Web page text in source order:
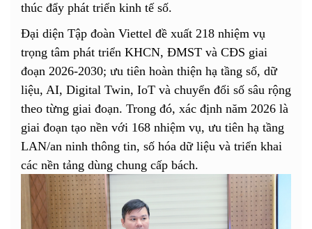
thúc đẩy phát triển kinh tế số.
Đại diện Tập đoàn Viettel đề xuất 218 nhiệm vụ
trọng tâm phát triển KHCN, ĐMST và CĐS giai
đoạn 2026-2030; ưu tiên hoàn thiện hạ tầng số, dữ
liệu, AI, Digital Twin, IoT và chuyển đổi số sâu rộng
theo từng giai đoạn. Trong đó, xác định năm 2026 là
giai đoạn tạo nền với 168 nhiệm vụ, ưu tiên hạ tầng
LAN/an ninh thông tin, số hóa dữ liệu và triển khai
các nền tảng dùng chung cấp bách.